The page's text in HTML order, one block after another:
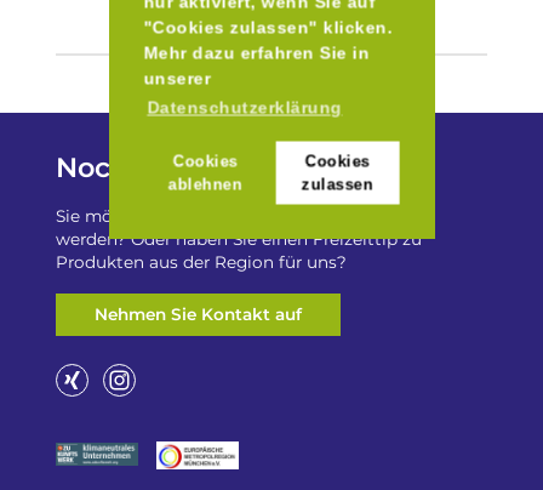
"Cookies zulassen" klicken.
Mehr dazu erfahren Sie in
unserer
Datenschutzerklärung
Cookies
ablehnen
Cookies
zulassen
Noch Fragen?
Sie möchten auf „Besser Regional“ gelistet
werden? Oder haben Sie einen Freizeittip zu
Produkten aus der Region für uns?
Nehmen Sie Kontakt auf